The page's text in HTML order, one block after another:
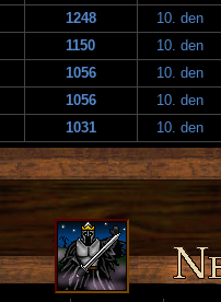
1248
10. den
1150
10. den
1056
10. den
1056
10. den
1031 10. den